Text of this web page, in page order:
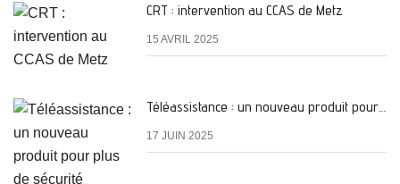
CRT : intervention au CCAS de Metz
15 AVRIL 2025
17 JUIN 2025